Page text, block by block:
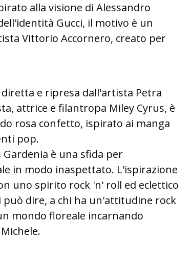
alla visione di Alessandro
Gucci, il motivo è un
Vittorio Accornero, creato per
diretta e ripresa dall'artista Petra
attrice e filantropa Miley Cyrus, è
rosa confetto, ispirato ai manga
pop.
Gardenia è una sfida per
in modo inaspettato. L'ispirazione
uno spirito rock 'n' roll ed eclettico
dire, a chi ha un'attitudine rock
mondo floreale incarnando